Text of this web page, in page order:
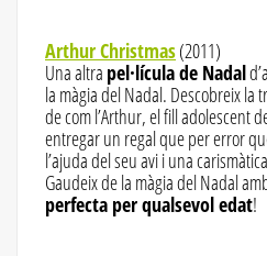
Arthur Christmas(2011)
Una altra pel·lícula de Nadal
la màgia del Nadal. Descobreix
de com l’Arthur, el fill adolescent
entregar un regal que per error
l’ajuda del seu avi i una
Gaudeix de la màgia del Nadal
perfecta per qualsevol edat!